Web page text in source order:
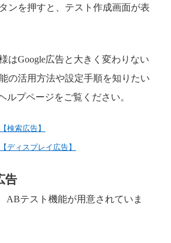
ンを押すと、テスト作成画面が表
はGoogle広告と大きく変わりない
の活用方法や設定手順を知りたい
ルプページをご覧ください。
検索広告】
ディスプレイ広告】
告
ABテスト機能が用意されていま